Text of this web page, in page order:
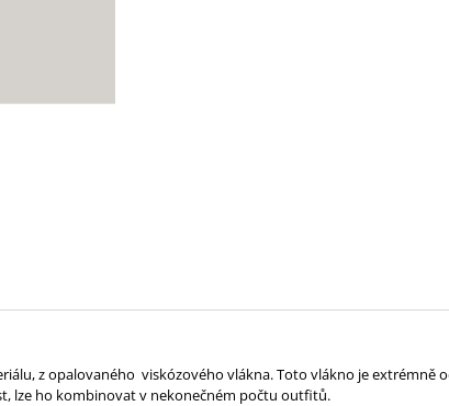
z opalovaného viskózového vlákna. Toto vlákno je
lze ho kombinovat v nekonečném počtu outfitů.